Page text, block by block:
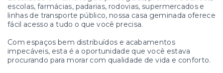
escolas, farmácias, padarias, rodovias, supermercados e
linhas de transporte público, nossa casa geminada oferece
fácil acesso a tudo o que você precisa.
Com espaços bem distribuídos e acabamentos
impecáveis, esta é a oportunidade que você estava
procurando para morar com qualidade de vida e conforto.